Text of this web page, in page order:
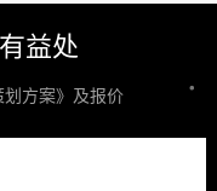
益处
方案》及报价